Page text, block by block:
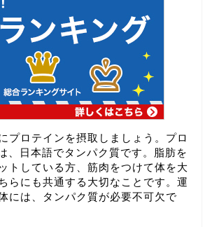
プロテインを摂取しましょう。プロ
、日本語でタンパク質です。脂肪を
トしている方、筋肉をつけて体を大
らにも共通する大切なことです。運
には、タンパク質が必要不可欠で